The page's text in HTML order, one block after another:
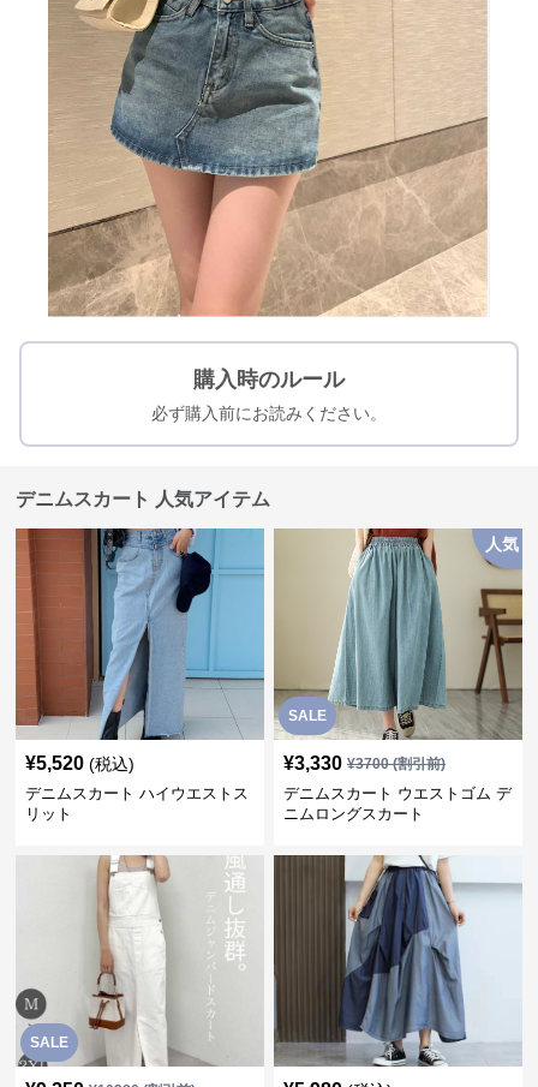
購入時のルール
必ず購入前にお読みください。
デニムスカート 人気アイテム
¥5,520 (税込)
デニムスカート ハイウエストス
リット
SALE
人気
¥3,330 ¥3700(割引前)
デニムスカート ウエストゴム デ
ニムロングスカート
SALE